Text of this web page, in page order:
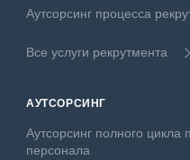
Аутсорсинг процесса
Все услуги рекрутмента
АУТСОРСИНГ
Аутсорсинг полного цикла
персонала